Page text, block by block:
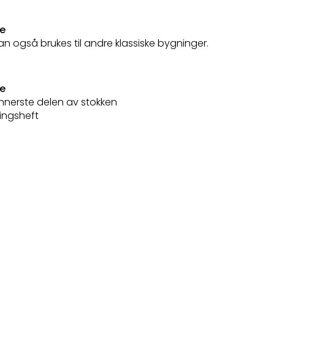
også brukes til andre klassiske bygninger.
delen av stokken